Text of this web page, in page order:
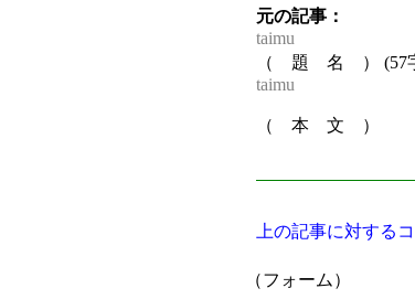
元の記事：
taimu
（ 題 名 ）
taimu
（ 本 文 ）
上の記事に対する
（フォーム）